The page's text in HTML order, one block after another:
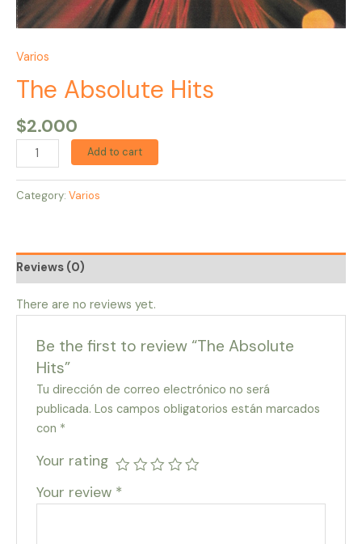
Varios
The Absolute Hits
$2.000
Add to cart
Category: Varios
Reviews (0)
There are no reviews yet.
Be the first to review “The Absolute
Hits”
Tu dirección de correo electrónico no será
publicada. Los campos obligatorios están marcados
con *
Your rating
Your review *